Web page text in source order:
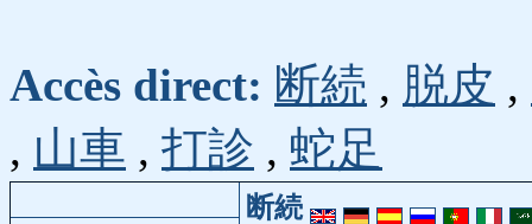
Accès direct: 断続 , 脱皮 ,
, 山車 , 打診 , 蛇足
断続